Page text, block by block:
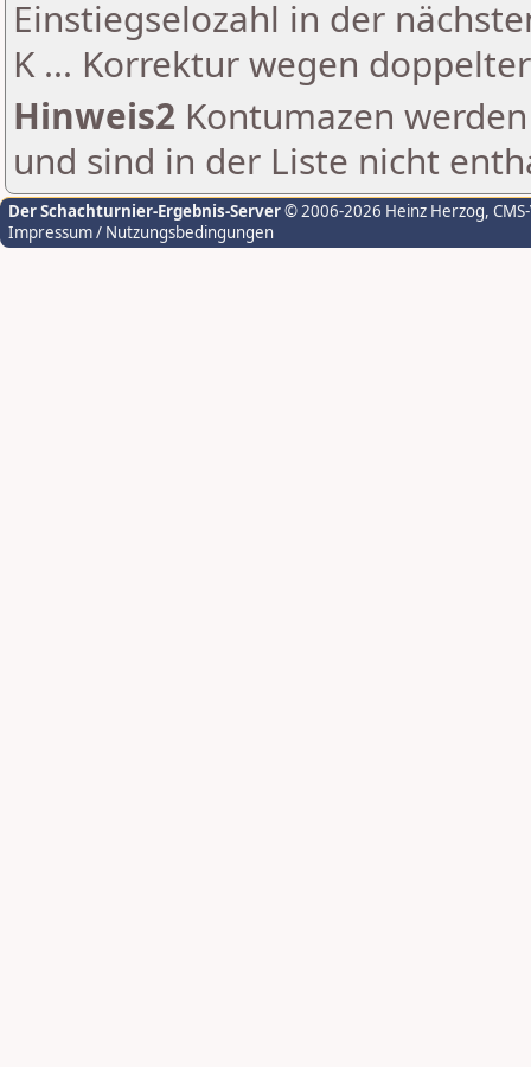
Einstiegselozahl in der
K ... Korrektur wegen
Hinweis2 Kontumazen
und sind in der Liste nicht
Der Schachturnier-Ergebnis-Server© 2006-2026 Heinz Herzog,
Impressum / Nutzungsbedingungen